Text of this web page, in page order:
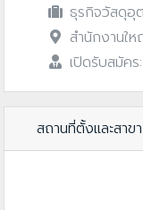
ธุรกิจวัสดุอุ
สำนักงานใ
เปิดรับสมัค
สถานที่ตั้งและสาขา